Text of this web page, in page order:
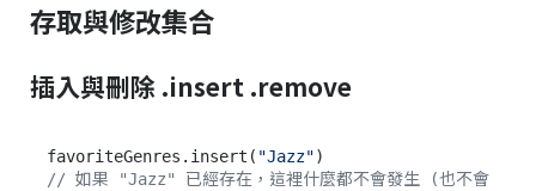
存取與修改集合
插入與刪除 .insert .remove
favoriteGenres.insert( "Jazz"
// 如果 "Jazz" 已經存在，這裡什麼都不會發生 (也不會